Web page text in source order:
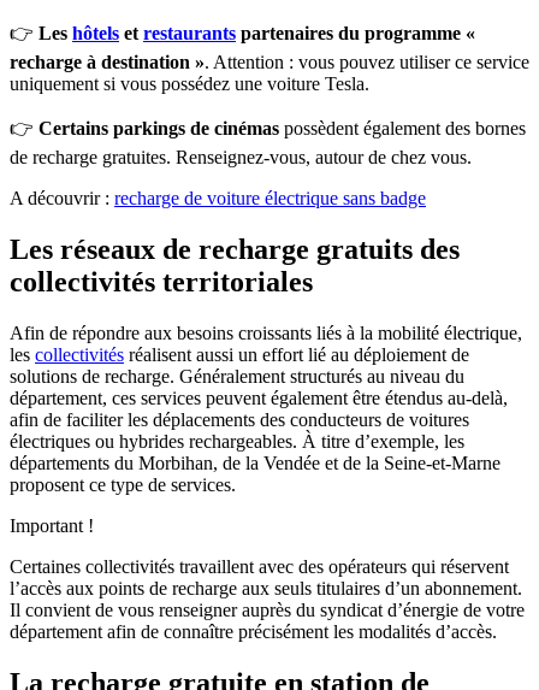
👉 Les hôtels et restaurants partenaires du programme «
recharge à destination ». Attention : vous pouvez utiliser ce service
uniquement si vous possédez une voiture Tesla.
👉 Certains parkings de cinémas possèdent également des bornes
de recharge gratuites. Renseignez-vous, autour de chez vous.
A découvrir : recharge de voiture électrique sans badge
Les réseaux de recharge gratuits des
collectivités territoriales
Afin de répondre aux besoins croissants liés à la mobilité électrique,
les collectivités réalisent aussi un effort lié au déploiement de
solutions de recharge. Généralement structurés au niveau du
département, ces services peuvent également être étendus au-delà,
afin de faciliter les déplacements des conducteurs de voitures
électriques ou hybrides rechargeables. À titre d’exemple, les
départements du Morbihan, de la Vendée et de la Seine-et-Marne
proposent ce type de services.
Important !
Certaines collectivités travaillent avec des opérateurs qui réservent
l’accès aux points de recharge aux seuls titulaires d’un abonnement.
Il convient de vous renseigner auprès du syndicat d’énergie de votre
département afin de connaître précisément les modalités d’accès.
La recharge gratuite en station de